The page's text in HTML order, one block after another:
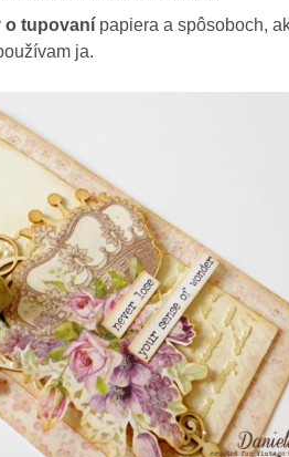
o tupovaní papiera a spôsoboch,
ja.